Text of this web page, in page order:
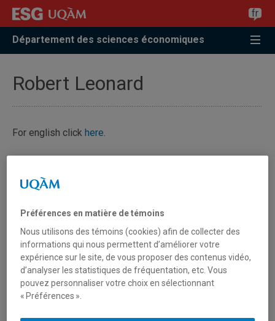
Accéder
recherche
Accéder
menu
pricipal
Accéder
zone
fr
Département des sciences économiques
Robert Leonard
For english click here.
Professeur
Préférences en matière de témoins
Nous utilisons des témoins (cookies) afin de collecter des
informations qui nous permettent d’améliorer votre
expérience sur le site, de vous proposer des contenus vidéo,
d’analyser les statistiques de fréquentation, etc. Vous
pouvez personnaliser votre choix en sélectionnant
« Préférences ».